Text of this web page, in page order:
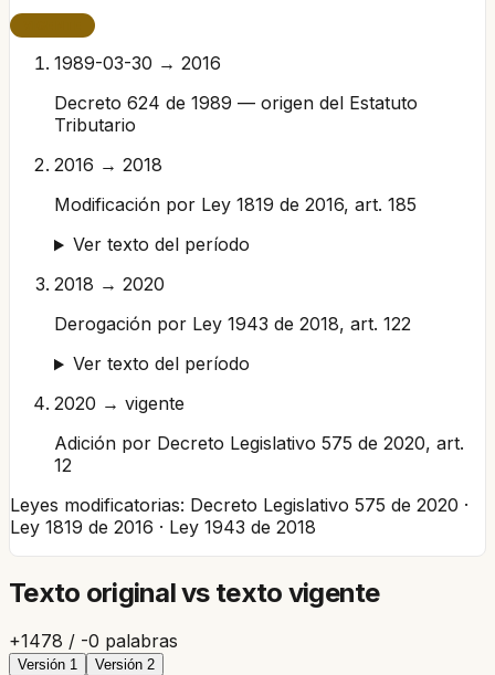
1989-03-30 → 2016
Decreto 624 de 1989 — origen del Estatuto
Tributario
2016 → 2018
Modificación por Ley 1819 de 2016, art. 185
Ver texto del período
2018 → 2020
Derogación por Ley 1943 de 2018, art. 122
Ver texto del período
2020 → vigente
Adición por Decreto Legislativo 575 de 2020, art.
12
Leyes modificatorias: Decreto Legislativo 575 de 2020 ·
Ley 1819 de 2016 · Ley 1943 de 2018
Texto original vs texto vigente
+1478 / -0 palabras
Versión 1 Versión 2